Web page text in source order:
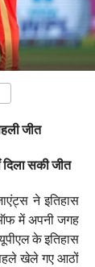
जीत
दिला सकी जीत
ने इतिहास
में अपनी जगह
के इतिहास
खेले गए आठों